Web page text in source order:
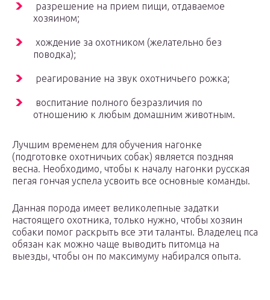
разрешение на прием пищи, отдаваемое
хозяином;
хождение за охотником (желательно без
поводка);
реагирование на звук охотничьего рожка;
воспитание полного безразличия по
отношению к любым домашним животным.
Лучшим временем для обучения нагонке
(подготовке охотничьих собак) является поздняя
весна. Необходимо, чтобы к началу нагонки русская
пегая гончая успела усвоить все основные команды.
Данная порода имеет великолепные задатки
настоящего охотника, только нужно, чтобы хозяин
собаки помог раскрыть все эти таланты. Владелец пса
обязан как можно чаще выводить питомца на
выезды, чтобы он по максимуму набирался опыта.